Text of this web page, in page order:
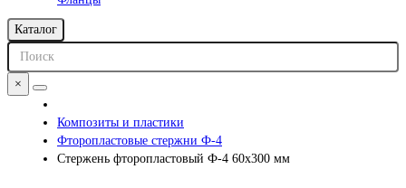
Каталог
×
Композиты и пластики
Фторопластовые стержни Ф-4
Стержень фторопластовый Ф-4 60х300 мм